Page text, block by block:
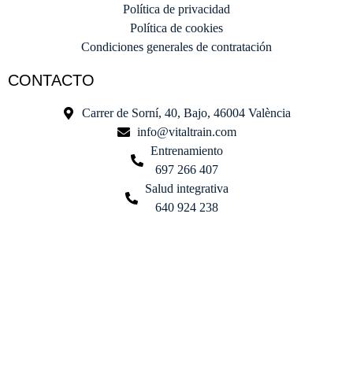
Política de privacidad
Política de cookies
Condiciones generales de contratación
CONTACTO
Carrer de Sorní, 40, Bajo, 46004 València
info@vitaltrain.com
Entrenamiento
697 266 407
Salud integrativa
640 924 238